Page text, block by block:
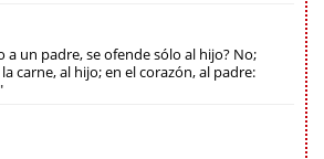
a un padre, se ofende sólo al hijo? No;
carne, al hijo; en el corazón, al padre: